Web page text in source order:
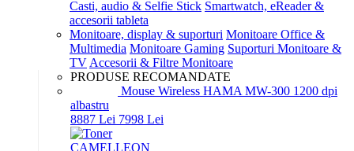
Casti, audio & Selfie Stick Smartwatch, eReader &
accesorii tableta
Monitoare, display & suporturi Monitoare Office &
Multimedia Monitoare Gaming Suporturi Monitoare &
TV Accesorii & Filtre Monitoare
PRODUSE RECOMANDATE
Mouse Wireless HAMA MW-300 1200 dpi
albastru
8887 Lei 7998 Lei